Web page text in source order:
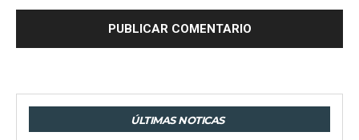
ÚLTIMAS NOTICAS